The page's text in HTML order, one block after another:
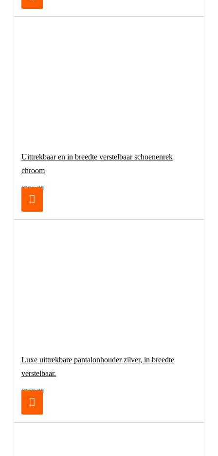
Uittrekbaar en in breedte verstelbaar schoenenrek
chroom
€105,00
Luxe uittrekbare pantalonhouder zilver, in breedte
verstelbaar.
€179,00